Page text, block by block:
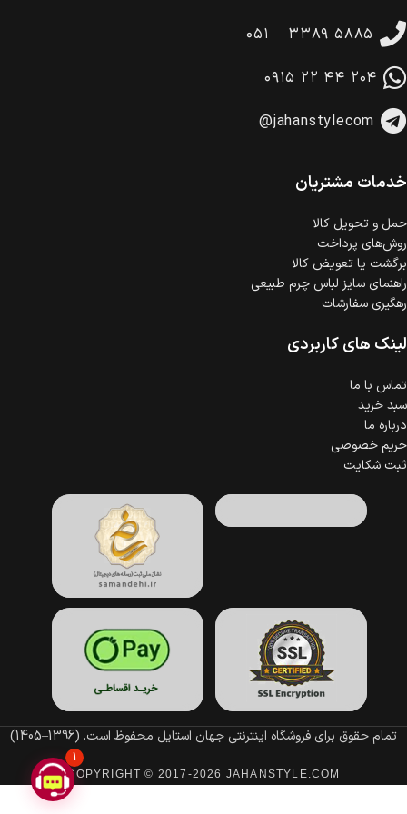
در هنگام خرید محصول، امکان انتخاب پرداخت در محل
وجود دارد.
خرید اقساطی با شرایط آسان و بدون ضامن امکان‌پذیر
است.
گارانتی معتبر برای تمامی محصولات ارائه می‌شود.
۰۵۱ – ۳۳۸۹ ۵۸۸۵
۰۹۱۵ ۲۲ ۴۴ ۲۰۴
@jahanstylecom
خدمات مشتریان
حمل‌ و تحویل کالا
روش‌های پرداخت
برگشت یا تعویض کالا
راهنمای سایز لباس چرم طبیعی
رهگیری سفارشات
لینک های کاربردی
تماس با ما
سبد خرید
درباره ما
حریم خصوصی
ثبت شکایت
تمام حقوق برای فروشگاه اینترنتی جهان استایل محفوظ است. (1396–1405)
COPYRIGHT © 2017-2026 JAHANSTYLE.COM
1